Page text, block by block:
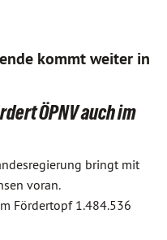
kommt weiter in
ÖPNV auch im
bringt mit
voran.
Fördertopf 1.484.536